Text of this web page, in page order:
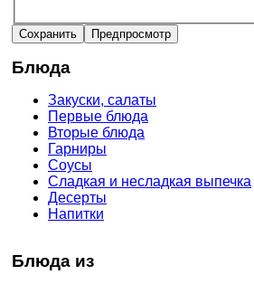
Блюда
Закуски, салаты
Первые блюда
Вторые блюда
Гарниры
Соусы
Сладкая и несладкая выпечка
Десерты
Напитки
Блюда из